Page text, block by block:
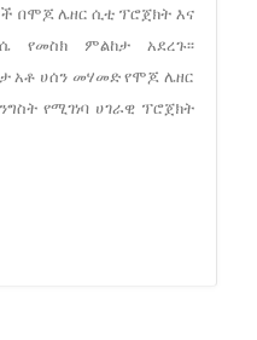
በሞጆ ሌዘር ሲቲ ፕሮጀክት እና
የመስክ ምልከታ አደረጉ፡፡
አቶ ሀሰን መሃመድ የሞጆ ሌዘር
የሚገነባ ሀገራዊ ፕሮጀክት